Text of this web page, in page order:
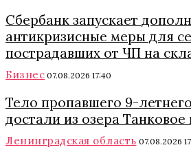
Сбербанк запускает
антикризисные меры для
пострадавших от ЧП на
Бизнес 07.08.2026 17:40
Тело пропавшего 9-
достали из озера
Ленинградская область 07.08.2026